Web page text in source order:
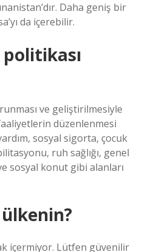
Daha geniş bir
da içerebilir.
ve geliştirilmesiyle
düzenlenmesi
sosyal sigorta, çocuk
ruh sağlığı, genel
sosyal konut gibi alanları
içermiyor. Lütfen güvenilir